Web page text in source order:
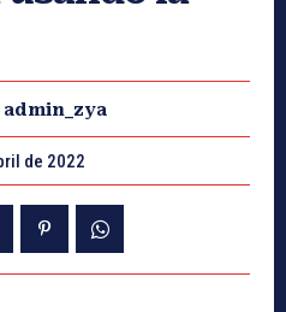
admin_zya
de 2022